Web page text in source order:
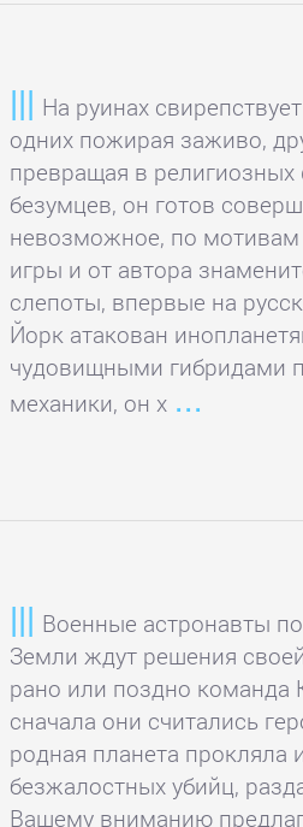
На руинах
одних пожирая заживо,
превращая в религиозных
безумцев, он готов
невозможное, по мотивам
игры и от автора
слепоты, впервые на
Йорк атакован
чудовищными гибридами
механики, он х
Военные астронавты
Земли ждут решения
рано или поздно команда
сначала они считались
родная планета прокляла
безжалостных убийц,
Вашему вниманию